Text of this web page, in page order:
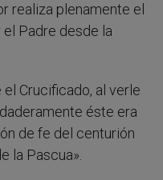
realiza plenamente el
Padre desde la
Crucificado, al verle
éste era
de fe del centurión
la Pascua».